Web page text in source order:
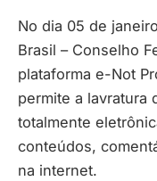
No dia 05 de
Brasil – Conselho
plataforma e-Not
permite a lavratura
totalmente
conteúdos,
na internet.